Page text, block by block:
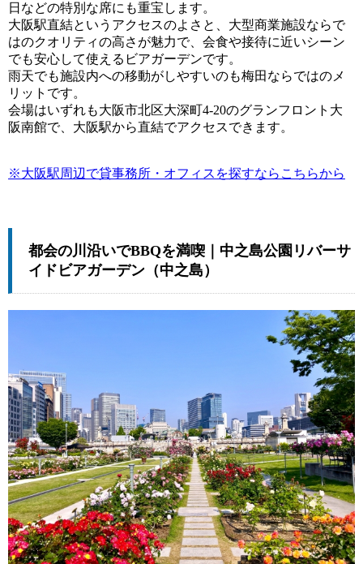
日などの特別な席にも重宝します。
大阪駅直結というアクセスのよさと、大型商業施設ならで
はのクオリティの高さが魅力で、会食や接待に近いシーン
でも安心して使えるビアガーデンです。
雨天でも施設内への移動がしやすいのも梅田ならではのメ
リットです。
会場はいずれも大阪市北区大深町4-20のグランフロント大
阪南館で、大阪駅から直結でアクセスできます。
※大阪駅周辺で貸事務所・オフィスを探すならこちらから
都会の川沿いでBBQを満喫｜中之島公園リバーサ
イドビアガーデン（中之島）